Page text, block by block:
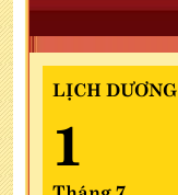
LỊCH DƯƠNG
1